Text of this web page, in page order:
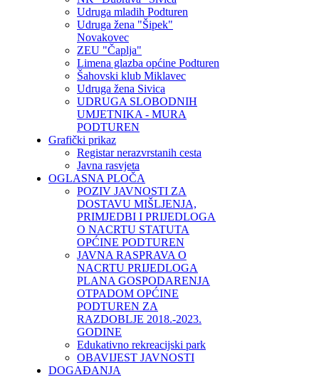
Udruga mladih Podturen
Udruga žena "Šipek"
Novakovec
ZEU "Čaplja"
Limena glazba općine Podturen
Šahovski klub Miklavec
Udruga žena Sivica
UDRUGA SLOBODNIH
UMJETNIKA - MURA
PODTUREN
Grafički prikaz
Registar nerazvrstanih cesta
Javna rasvjeta
OGLASNA PLOČA
POZIV JAVNOSTI ZA
DOSTAVU MIŠLJENJA,
PRIMJEDBI I PRIJEDLOGA
O NACRTU STATUTA
OPĆINE PODTUREN
JAVNA RASPRAVA O
NACRTU PRIJEDLOGA
PLANA GOSPODARENJA
OTPADOM OPĆINE
PODTUREN ZA
RAZDOBLJE 2018.-2023.
GODINE
Edukativno rekreacijski park
OBAVIJEST JAVNOSTI
DOGAĐANJA